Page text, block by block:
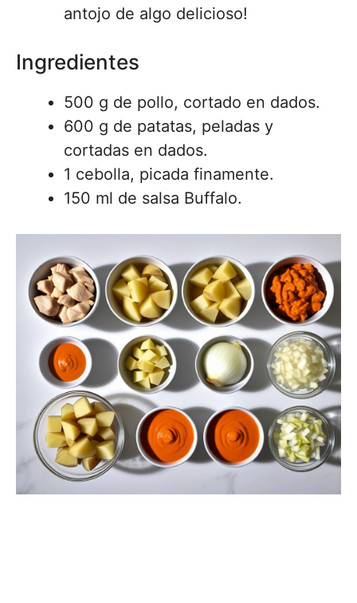
antojo de algo delicioso!
Ingredientes
500 g de pollo, cortado en dados.
600 g de patatas, peladas y
cortadas en dados.
1 cebolla, picada finamente.
150 ml de salsa Buffalo.